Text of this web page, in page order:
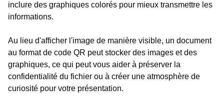
inclure des graphiques colorés pour mieux transmettre les
informations.
Au lieu d'afficher l'image de manière visible, un document
au format de code QR peut stocker des images et des
graphiques, ce qui peut vous aider à préserver la
confidentialité du fichier ou à créer une atmosphère de
curiosité pour votre présentation.